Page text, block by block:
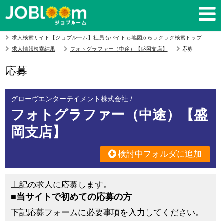
求人検索サイト【ジョブルーム】社員もバイトも地図からラクラク検索トップ
求人情報検索結果
フォトグラファー（中途）【盛岡支店】 応募
応募
グローヴエンターテイメント株式会社 /
フォトグラファー（中途）【盛
岡支店】
検討中フォルダに追加
上記の求人に応募します。
■当サイトで初めての応募の方
下記応募フォームに必要事項を入力してください。